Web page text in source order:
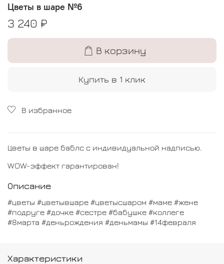
Цветы в шаре №6
3 240 ₽
В корзину
Купить в 1 клик
В избранное
Цветы в шаре баблс с индивидуальной надписью.
WOW-эффект гарантирован!
Описание
#цветы #цветывшаре #цветысшаром #маме #жене
#подруге #дочке #сестре #бабушке #коллеге
#8марта #деньрождения #деньмамы #14февраля
Характеристики